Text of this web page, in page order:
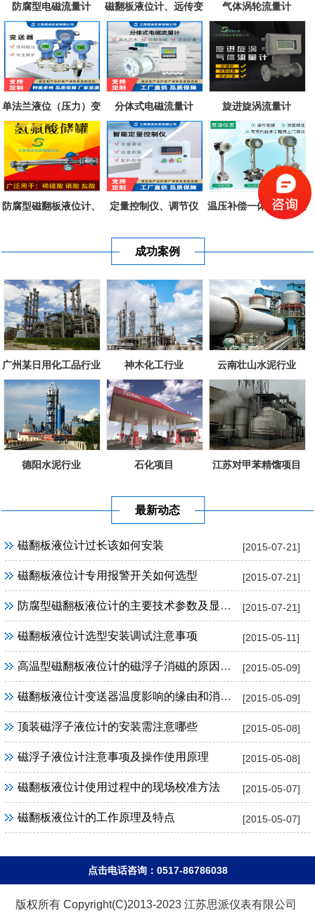
防腐型电磁流量计
磁翻板液位计、远传变
送器、磁致...
气体涡轮流量计
单法兰液位（压力）变
送器
分体式电磁流量计 旋进旋涡流量计
防腐型磁翻板液位计、
定量控制仪、调节仪
温压补偿一体式涡街流
成功案例
广州某日用化工品行业 神木化工行业 云南壮山水泥行业
德阳水泥行业 石化项目 江苏对甲苯精馏项目
最新动态
[2015-07-21]
磁翻板液位计过长该如何安装
[2015-07-21]
磁翻板液位计专用报警开关如何选型
[2015-07-21]
防腐型磁翻板液位计的主要技术参数及显著特点
[2015-05-11]
磁翻板液位计选型安装调试注意事项
[2015-05-09]
高温型磁翻板液位计的磁浮子消磁的原因及解决
[2015-05-09]
磁翻板液位计变送器温度影响的缘由和消除办法
[2015-05-08]
顶装磁浮子液位计的安装需注意哪些
[2015-05-08]
磁浮子液位计注意事项及操作使用原理
[2015-05-07]
磁翻板液位计使用过程中的现场校准方法
[2015-05-07]
磁翻板液位计的工作原理及特点
点击电话咨询：0517-86786038
版权所有 Copyright(C)2013-2023 江苏思派仪表有限公司